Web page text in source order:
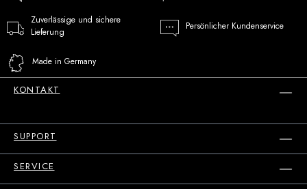
Zuverlässige und sichere
Lieferung
Persönlicher Kundenservice
Made in Germany
KONTAKT
SUPPORT
SERVICE